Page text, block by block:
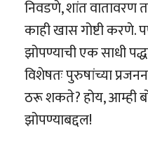
निवडणे, शांत वातावरण
काही खास गोष्टी करणे.
झोपण्याची एक साधी
विशेषतः पुरुषांच्या
ठरू शकते? होय, आम्ही
झोपण्याबद्दल!